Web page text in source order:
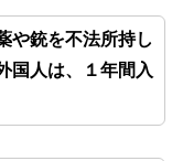
や銃を不法所持し
国人は、１年間入